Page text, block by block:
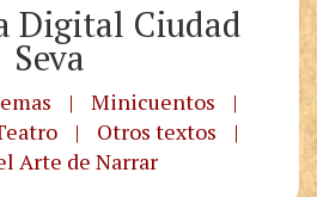
Digital Ciudad
Seva
| Minicuentos
|
| Otros textos
|
Arte de Narrar